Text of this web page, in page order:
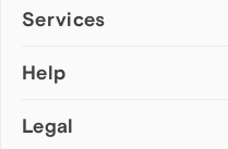
Computer browsers
Opera for Mac
Opera beta version
Services
Add-ons
Wallpapers
Help
Help & support
Legal